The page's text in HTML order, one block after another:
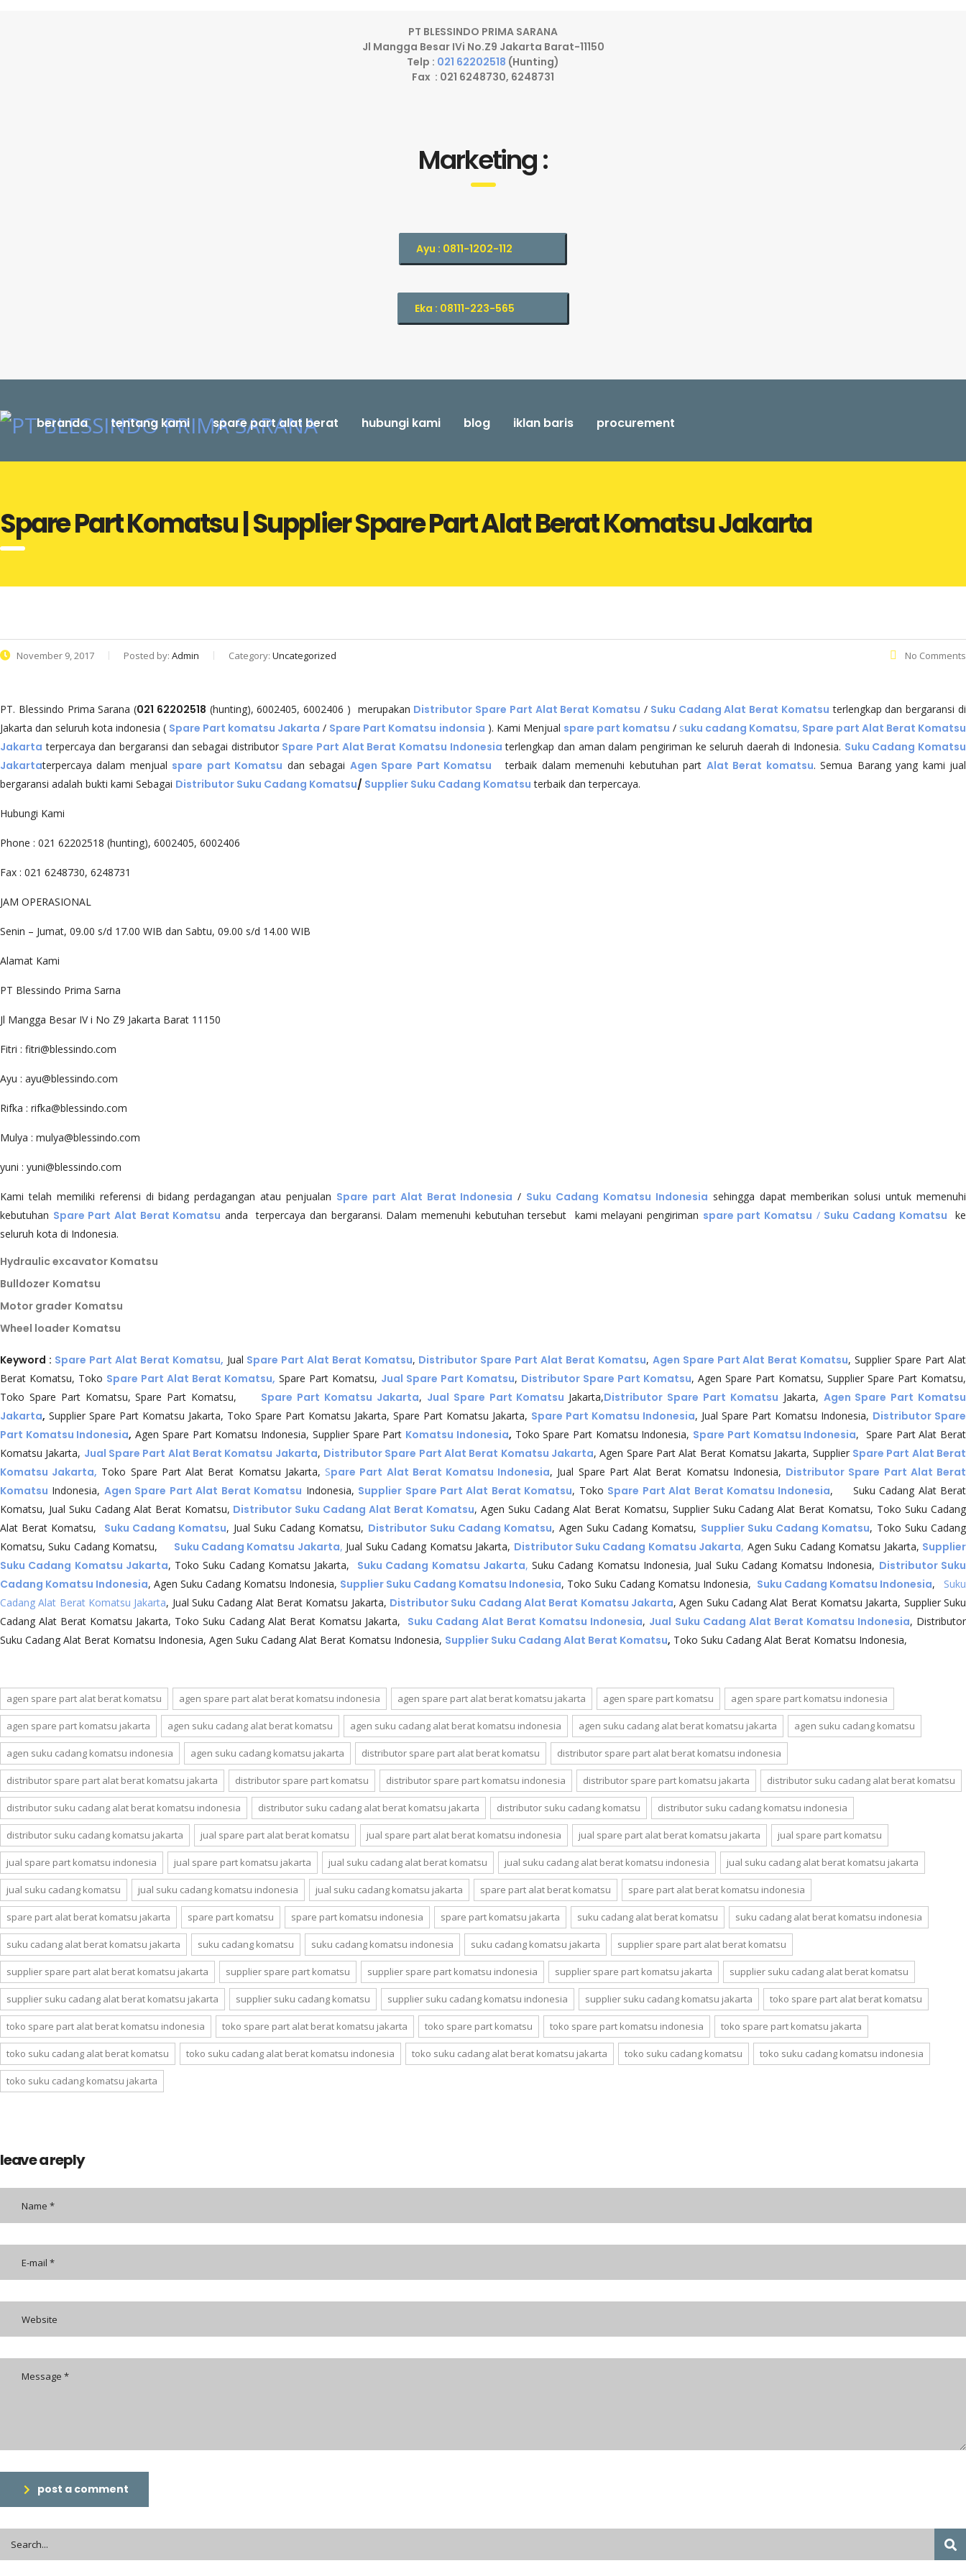
PT BLESSINDO PRIMA SARANA
Jl Mangga Besar IVi No.Z9 Jakarta Barat-11150
Telp : 021 62202518 (Hunting)
Fax : 021 6248730, 6248731
Marketing :
Ayu : 0811-1202-112
Eka : 08111-223-565
beranda tentang kami spare part alat berat hubungi kami blog iklan baris procurement
Spare Part Komatsu | Supplier Spare Part Alat Berat Komatsu Jakarta
November 9, 2017 Posted by: Admin Category: Uncategorized No Comments
PT. Blessindo Prima Sarana (021 62202518 (hunting), 6002405, 6002406 ) merupakan Distributor Spare Part Alat Berat Komatsu / Suku Cadang Alat Berat Komatsu terlengkap dan bergaransi di
Jakarta dan seluruh kota indonesia ( Spare Part komatsu Jakarta / Spare Part Komatsu indonsia ). Kami Menjual spare part komatsu / suku cadang Komatsu, Spare part Alat Berat Komatsu
Jakarta terpercaya dan bergaransi dan sebagai distributor Spare Part Alat Berat Komatsu Indonesia terlengkap dan aman dalam pengiriman ke seluruh daerah di Indonesia. Suku Cadang Komatsu
Jakartaterpercaya dalam menjual spare part Komatsu dan sebagai Agen Spare Part Komatsu terbaik dalam memenuhi kebutuhan part Alat Berat komatsu. Semua Barang yang kami jual
bergaransi adalah bukti kami Sebagai Distributor Suku Cadang Komatsu/ Supplier Suku Cadang Komatsu terbaik dan terpercaya.
Hubungi Kami
Phone : 021 62202518 (hunting), 6002405, 6002406
Fax : 021 6248730, 6248731
JAM OPERASIONAL
Senin – Jumat, 09.00 s/d 17.00 WIB dan Sabtu, 09.00 s/d 14.00 WIB
Alamat Kami
PT Blessindo Prima Sarna
Jl Mangga Besar IV i No Z9 Jakarta Barat 11150
Fitri : fitri@blessindo.com
Ayu : ayu@blessindo.com
Rifka : rifka@blessindo.com
Mulya : mulya@blessindo.com
yuni : yuni@blessindo.com
Kami telah memiliki referensi di bidang perdagangan atau penjualan Spare part Alat Berat Indonesia / Suku Cadang Komatsu Indonesia sehingga dapat memberikan solusi untuk memenuhi
kebutuhan Spare Part Alat Berat Komatsu anda terpercaya dan bergaransi. Dalam memenuhi kebutuhan tersebut kami melayani pengiriman spare part Komatsu / Suku Cadang Komatsu ke
seluruh kota di Indonesia.
Hydraulic excavator Komatsu
Bulldozer Komatsu
Motor grader Komatsu
Wheel loader Komatsu
Keyword : Spare Part Alat Berat Komatsu, Jual Spare Part Alat Berat Komatsu, Distributor Spare Part Alat Berat Komatsu, Agen Spare Part Alat Berat Komatsu, Supplier Spare Part Alat
Berat Komatsu, Toko Spare Part Alat Berat Komatsu, Spare Part Komatsu, Jual Spare Part Komatsu, Distributor Spare Part Komatsu, Agen Spare Part Komatsu, Supplier Spare Part Komatsu,
Toko Spare Part Komatsu, Spare Part Komatsu, Spare Part Komatsu Jakarta, Jual Spare Part Komatsu Jakarta,Distributor Spare Part Komatsu Jakarta, Agen Spare Part Komatsu
Jakarta, Supplier Spare Part Komatsu Jakarta, Toko Spare Part Komatsu Jakarta, Spare Part Komatsu Jakarta, Spare Part Komatsu Indonesia, Jual Spare Part Komatsu Indonesia, Distributor Spare
Part Komatsu Indonesia, Agen Spare Part Komatsu Indonesia, Supplier Spare Part Komatsu Indonesia, Toko Spare Part Komatsu Indonesia, Spare Part Komatsu Indonesia, Spare Part Alat Berat
Komatsu Jakarta, Jual Spare Part Alat Berat Komatsu Jakarta, Distributor Spare Part Alat Berat Komatsu Jakarta, Agen Spare Part Alat Berat Komatsu Jakarta, Supplier Spare Part Alat Berat
Komatsu Jakarta, Toko Spare Part Alat Berat Komatsu Jakarta, Spare Part Alat Berat Komatsu Indonesia, Jual Spare Part Alat Berat Komatsu Indonesia, Distributor Spare Part Alat Berat
Komatsu Indonesia, Agen Spare Part Alat Berat Komatsu Indonesia, Supplier Spare Part Alat Berat Komatsu, Toko Spare Part Alat Berat Komatsu Indonesia, Suku Cadang Alat Berat
Komatsu, Jual Suku Cadang Alat Berat Komatsu, Distributor Suku Cadang Alat Berat Komatsu, Agen Suku Cadang Alat Berat Komatsu, Supplier Suku Cadang Alat Berat Komatsu, Toko Suku Cadang
Alat Berat Komatsu, Suku Cadang Komatsu, Jual Suku Cadang Komatsu, Distributor Suku Cadang Komatsu, Agen Suku Cadang Komatsu, Supplier Suku Cadang Komatsu, Toko Suku Cadang
Komatsu, Suku Cadang Komatsu, Suku Cadang Komatsu Jakarta, Jual Suku Cadang Komatsu Jakarta, Distributor Suku Cadang Komatsu Jakarta, Agen Suku Cadang Komatsu Jakarta, Supplier
Suku Cadang Komatsu Jakarta, Toko Suku Cadang Komatsu Jakarta, Suku Cadang Komatsu Jakarta, Suku Cadang Komatsu Indonesia, Jual Suku Cadang Komatsu Indonesia, Distributor Suku
Cadang Komatsu Indonesia, Agen Suku Cadang Komatsu Indonesia, Supplier Suku Cadang Komatsu Indonesia, Toko Suku Cadang Komatsu Indonesia, Suku Cadang Komatsu Indonesia, Suku
Cadang Alat Berat Komatsu Jakarta, Jual Suku Cadang Alat Berat Komatsu Jakarta, Distributor Suku Cadang Alat Berat Komatsu Jakarta, Agen Suku Cadang Alat Berat Komatsu Jakarta, Supplier Suku
Cadang Alat Berat Komatsu Jakarta, Toko Suku Cadang Alat Berat Komatsu Jakarta, Suku Cadang Alat Berat Komatsu Indonesia, Jual Suku Cadang Alat Berat Komatsu Indonesia, Distributor
Suku Cadang Alat Berat Komatsu Indonesia, Agen Suku Cadang Alat Berat Komatsu Indonesia, Supplier Suku Cadang Alat Berat Komatsu, Toko Suku Cadang Alat Berat Komatsu Indonesia,
agen spare part alat berat komatsu agen spare part alat berat komatsu indonesia agen spare part alat berat komatsu jakarta agen spare part komatsu agen spare part komatsu indonesia
agen spare part komatsu jakarta agen suku cadang alat berat komatsu agen suku cadang alat berat komatsu indonesia agen suku cadang alat berat komatsu jakarta agen suku cadang komatsu
agen suku cadang komatsu indonesia agen suku cadang komatsu jakarta distributor spare part alat berat komatsu distributor spare part alat berat komatsu indonesia
distributor spare part alat berat komatsu jakarta distributor spare part komatsu distributor spare part komatsu indonesia distributor spare part komatsu jakarta distributor suku cadang alat berat komatsu
distributor suku cadang alat berat komatsu indonesia distributor suku cadang alat berat komatsu jakarta distributor suku cadang komatsu distributor suku cadang komatsu indonesia
distributor suku cadang komatsu jakarta jual spare part alat berat komatsu jual spare part alat berat komatsu indonesia jual spare part alat berat komatsu jakarta jual spare part komatsu
jual spare part komatsu indonesia jual spare part komatsu jakarta jual suku cadang alat berat komatsu jual suku cadang alat berat komatsu indonesia jual suku cadang alat berat komatsu jakarta
jual suku cadang komatsu jual suku cadang komatsu indonesia jual suku cadang komatsu jakarta spare part alat berat komatsu spare part alat berat komatsu indonesia
spare part alat berat komatsu jakarta spare part komatsu spare part komatsu indonesia spare part komatsu jakarta suku cadang alat berat komatsu suku cadang alat berat komatsu indonesia
suku cadang alat berat komatsu jakarta suku cadang komatsu suku cadang komatsu indonesia suku cadang komatsu jakarta supplier spare part alat berat komatsu
supplier spare part alat berat komatsu jakarta supplier spare part komatsu supplier spare part komatsu indonesia supplier spare part komatsu jakarta supplier suku cadang alat berat komatsu
supplier suku cadang alat berat komatsu jakarta supplier suku cadang komatsu supplier suku cadang komatsu indonesia supplier suku cadang komatsu jakarta toko spare part alat berat komatsu
toko spare part alat berat komatsu indonesia toko spare part alat berat komatsu jakarta toko spare part komatsu toko spare part komatsu indonesia toko spare part komatsu jakarta
toko suku cadang alat berat komatsu toko suku cadang alat berat komatsu indonesia toko suku cadang alat berat komatsu jakarta toko suku cadang komatsu toko suku cadang komatsu indonesia
toko suku cadang komatsu jakarta
leave a reply
post a comment